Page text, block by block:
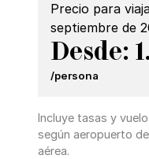
Precio para
septiembre de
Desde:
/persona
Incluye tasas y
según aeropuerto
aérea.